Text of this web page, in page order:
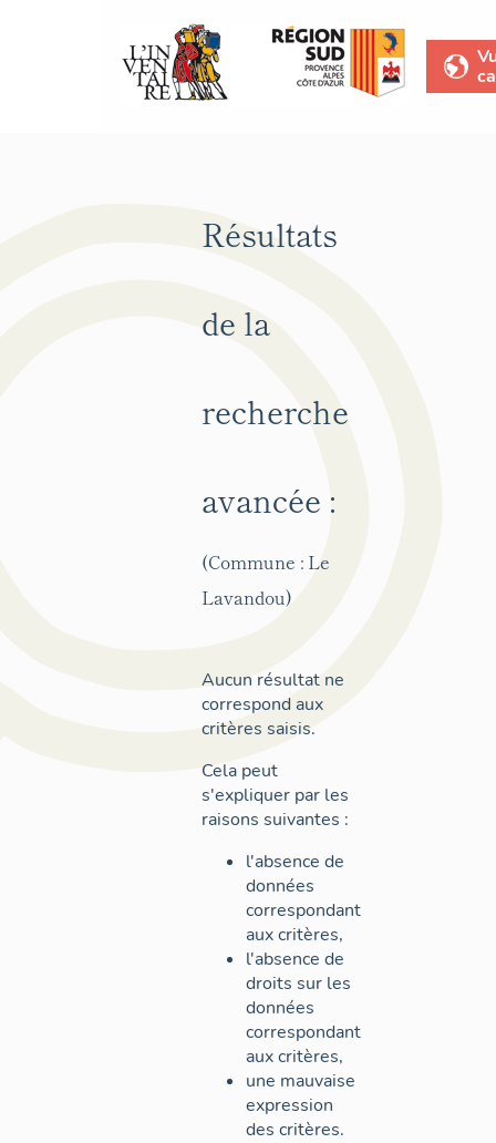
Résultats
de la
recherche
avancée :
(Commune : Le
Lavandou)
Aucun résultat ne
correspond aux
critères saisis.
Cela peut
s'expliquer par les
raisons suivantes :
l'absence de
données
correspondant
aux critères,
l'absence de
droits sur les
données
correspondant
aux critères,
une mauvaise
expression
des critères.